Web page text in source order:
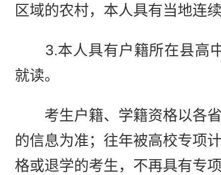
区域的农村，本人具有当地连
3.本人具有户籍所在县高
就读。
考生户籍、学籍资格以各省
的信息为准；往年被高校专项
格或退学的考生，不再具有专